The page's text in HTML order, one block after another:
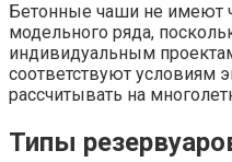
Бетонные чаши не имеют
модельного ряда,
индивидуальным
соответствуют условиям
рассчитывать на
Типы